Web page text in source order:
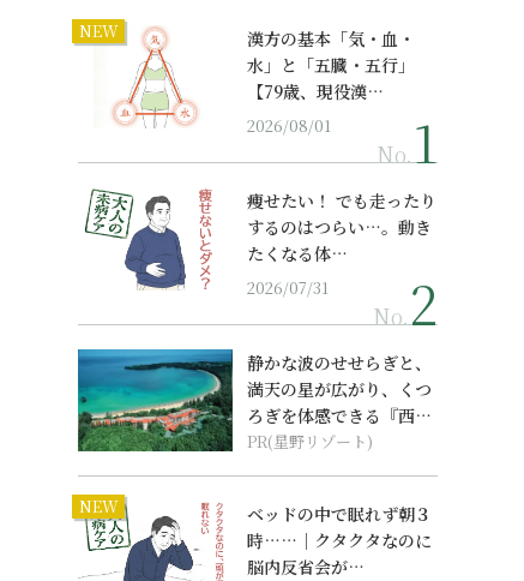
NEW
漢方の基本「気・血・
水」と「五臓・五行」
【79歳、現役漢…
2026/08/01
No.
痩せたい！ でも走ったり
するのはつらい…。動き
たくなる体…
2026/07/31
No.
静かな波のせせらぎと、
満天の星が広がり、くつ
ろぎを体感できる『西表
島ホテル by...
PR(星野リゾート)
NEW
ベッドの中で眠れず朝３
時……｜クタクタなのに
脳内反省会が…